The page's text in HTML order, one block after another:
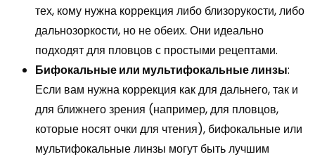
тех, кому нужна коррекция либо близорукости, либо
дальнозоркости, но не обеих. Они идеально
подходят для пловцов с простыми рецептами.
Бифокальные или мультифокальные линзы:
Если вам нужна коррекция как для дальнего, так и
для ближнего зрения (например, для пловцов,
которые носят очки для чтения), бифокальные или
мультифокальные линзы могут быть лучшим